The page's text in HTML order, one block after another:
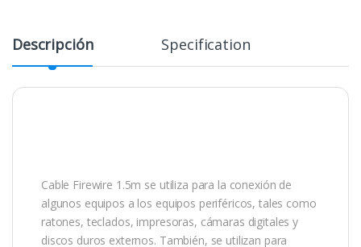
Descripción Specification
Cable Firewire 1.5m se utiliza para la conexión de
algunos equipos a los equipos periféricos, tales como
ratones, teclados, impresoras, cámaras digitales y
discos duros externos. También, se utilizan para